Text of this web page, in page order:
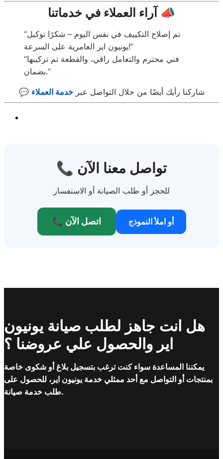
آراء العملاء في خدماتنا 📣
“تم إصلاح التكييف في نفس اليوم – شكرًا توكيل
يونيون اير العامرية على السرعة!”
“فني محترم والتعامل راقي، والقطعة تم تركيبها
بضمان.”
💬 شاركنا رأيك أيضًا من خلال التواصل عبرخدمة العملاء
📞 تواصل معنا الآن
للحجز أو طلب الصيانة أو الاستفسار
📞 اتصل الآن أو املأ النموذج
هل انت جاهز لطلب صيانة يونيون
اير والحصول علي عروضنا ؟
يمكننا المساعدة سواء كنت ترغب بتسجيل بلاغ أو شكوى خاصة
بمنتجات أو التواصل مع أحد ممثلي خدمة يونيون اير، للحصول على
طلب خدمة صيانة.